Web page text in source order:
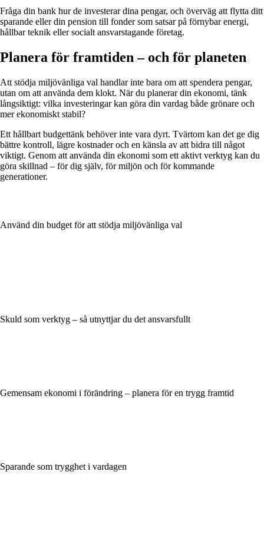
Fråga din bank hur de investerar dina pengar, och överväg att flytta ditt
sparande eller din pension till fonder som satsar på förnybar energi,
hållbar teknik eller socialt ansvarstagande företag.
Planera för framtiden – och för planeten
Att stödja miljövänliga val handlar inte bara om att spendera pengar,
utan om att använda dem klokt. När du planerar din ekonomi, tänk
långsiktigt: vilka investeringar kan göra din vardag både grönare och
mer ekonomiskt stabil?
Ett hållbart budgettänk behöver inte vara dyrt. Tvärtom kan det ge dig
bättre kontroll, lägre kostnader och en känsla av att bidra till något
viktigt. Genom att använda din ekonomi som ett aktivt verktyg kan du
göra skillnad – för dig själv, för miljön och för kommande
generationer.
Använd din budget för att stödja miljövänliga val
Skuld som verktyg – så utnyttjar du det ansvarsfullt
Gemensam ekonomi i förändring – planera för en trygg framtid
Sparande som trygghet i vardagen